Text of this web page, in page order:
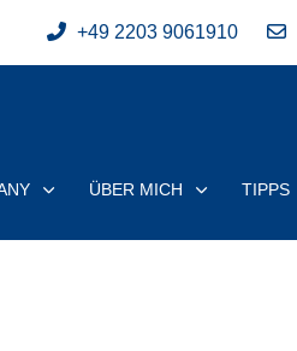
+49 2203 9061910
ÜBER MICH TIPPS